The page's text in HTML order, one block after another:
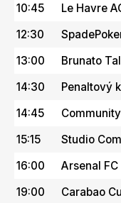
10:45
Le Havre
12:30
13:00
Brunato
14:30
Penaltový
14:45
15:15
Studio
16:00
Arsenal
19:00
Carabao